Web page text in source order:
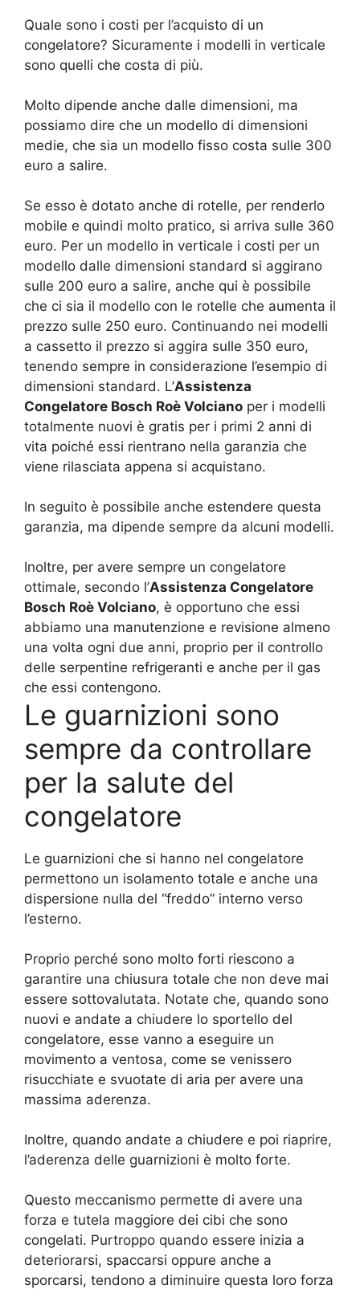
Quale sono i costi per l’acquisto di un
congelatore? Sicuramente i modelli in verticale
sono quelli che costa di più.
Molto dipende anche dalle dimensioni, ma
possiamo dire che un modello di dimensioni
medie, che sia un modello fisso costa sulle 300
euro a salire.
Se esso è dotato anche di rotelle, per renderlo
mobile e quindi molto pratico, si arriva sulle 360
euro. Per un modello in verticale i costi per un
modello dalle dimensioni standard si aggirano
sulle 200 euro a salire, anche qui è possibile
che ci sia il modello con le rotelle che aumenta il
prezzo sulle 250 euro. Continuando nei modelli
a cassetto il prezzo si aggira sulle 350 euro,
tenendo sempre in considerazione l’esempio di
dimensioni standard. L’Assistenza
Congelatore Bosch Roè Volciano per i modelli
totalmente nuovi è gratis per i primi 2 anni di
vita poiché essi rientrano nella garanzia che
viene rilasciata appena si acquistano.
In seguito è possibile anche estendere questa
garanzia, ma dipende sempre da alcuni modelli.
Inoltre, per avere sempre un congelatore
ottimale, secondo l’Assistenza Congelatore
Bosch Roè Volciano, è opportuno che essi
abbiamo una manutenzione e revisione almeno
una volta ogni due anni, proprio per il controllo
delle serpentine refrigeranti e anche per il gas
che essi contengono.
Le guarnizioni sono
sempre da controllare
per la salute del
congelatore
Le guarnizioni che si hanno nel congelatore
permettono un isolamento totale e anche una
dispersione nulla del “freddo” interno verso
l’esterno.
Proprio perché sono molto forti riescono a
garantire una chiusura totale che non deve mai
essere sottovalutata. Notate che, quando sono
nuovi e andate a chiudere lo sportello del
congelatore, esse vanno a eseguire un
movimento a ventosa, come se venissero
risucchiate e svuotate di aria per avere una
massima aderenza.
Inoltre, quando andate a chiudere e poi riaprire,
l’aderenza delle guarnizioni è molto forte.
Questo meccanismo permette di avere una
forza e tutela maggiore dei cibi che sono
congelati. Purtroppo quando essere inizia a
deteriorarsi, spaccarsi oppure anche a
sporcarsi, tendono a diminuire questa loro forza